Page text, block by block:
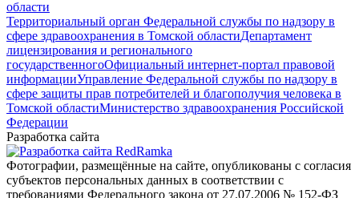
области
Территориальный орган Федеральной службы по надзору в
сфере здравоохранения в Томской областиДепартамент
лицензирования и регионального
государственногоОфициальный интернет-портал правовой
информацииУправление Федеральной службы по надзору в
сфере защиты прав потребителей и благополучия человека в
Томской областиМинистерство здравоохранения Российской
Федерации
Разработка сайта
Фотографии, размещённые на сайте, опубликованы с согласия
субъектов персональных данных в соответствии с
требованиями Федерального закона от 27.07.2006 № 152-ФЗ